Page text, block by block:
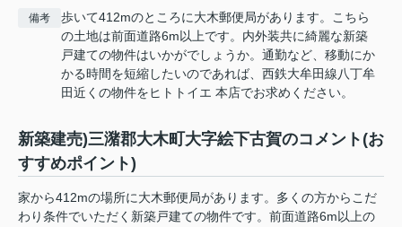
備考
歩いて412mのところに大木郵便局があります。こちら
の土地は前面道路6m以上です。内外装共に綺麗な新築
戸建ての物件はいかがでしょうか。通勤など、移動にか
かる時間を短縮したいのであれば、西鉄大牟田線八丁牟
田近くの物件をヒトトイエ 本店でお求めください。
新築建売)三潴郡大木町大字絵下古賀のコメント(お
すすめポイント)
家から412mの場所に大木郵便局があります。多くの方からこだ
わり条件でいただく新築戸建ての物件です。前面道路6m以上の